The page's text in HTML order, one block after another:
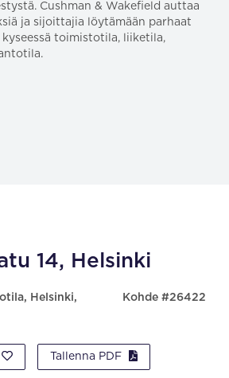
Cushman & Wakefield auttaa
ja sijoittajia löytämään parhaat
toimistotila, liiketila,
14, Helsinki
Helsinki,
Kohde #26422
Tallenna PDF